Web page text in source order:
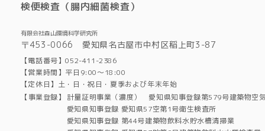
検便検査（腸内細菌検査）
有限会社森山環境科学研究所
〒453-0066 愛知県名古屋市中村区稲上町3-87
【電話番号】052-411-2386
【営業時間】平日9:00～18:00
【定休日】土・日・祝日・夏季および年末年始
【事業登録】
計量証明事業（濃度） 愛知県知事登録第579号建築物空
愛知県知事登録 愛知県57空第1号衛生検査所
愛知県知事登録 第44号建築物飲料水貯水槽清掃業